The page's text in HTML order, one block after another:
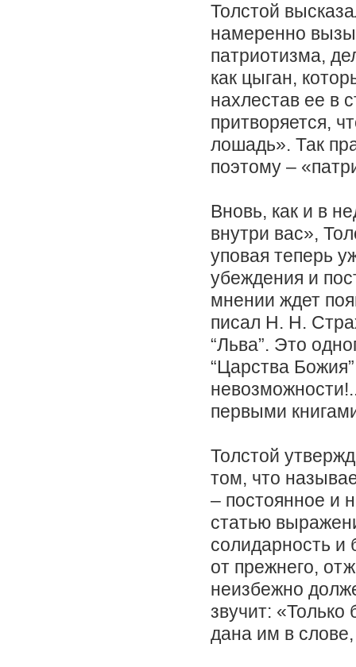
Толстой
намеренно
патриотизма,
как цыган,
нахлестав ее в
притворяется,
лошадь». Так
поэтому –
Вновь, как и в
внутри вас»,
уповая теперь
убеждения и
мнении ждет
писал Н. Н.
“Льва”. Это
“Царства
первыми
Толстой
том, что
– постоянное и
статью
солидарность и
от прежнего,
неизбежно
звучит:
дана им в